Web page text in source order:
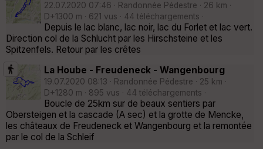
22.07.2020 07:46 · Randonnée Pédestre · 26 km ·
D+1300 m · 621 vus · 44 téléchargements ·
Depuis le lac blanc, lac noir, lac du Forlet et lac vert.
Direction col de la Schlucht par les Hirschsteine et les
Spitzenfels. Retour par les crêtes
La Hoube - Freudeneck - Wangenbourg
19.07.2020 08:13 · Randonnée Pédestre · 25 km ·
D+1280 m · 895 vus · 44 téléchargements ·
Boucle de 25km sur de beaux sentiers par
Obersteigen et la cascade (A sec) et la grotte de Mencke,
les châteaux de Freudeneck et Wangenbourg et la remontée
par le col de la Schleif